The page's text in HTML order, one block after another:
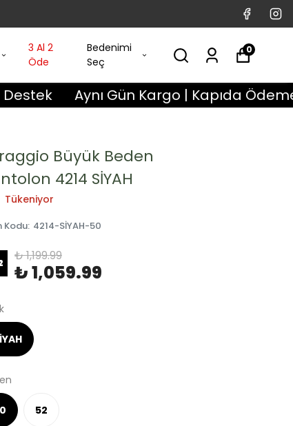
3 Al 2
Öde
Bedenimi
Seç
0
Aynı Gün Kargo | Kapıda Ödeme
Büyük Beden
4214 SİYAH
Tükeniyor
Kodu: 4214-SİYAH-50
₺ 1,199.99
₺ 1,059.99
52